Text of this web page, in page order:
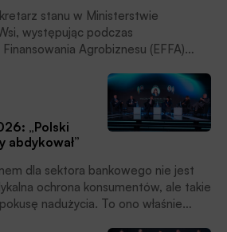
stanu w Ministerstwie
występując podczas
Agrobiznesu (EFFA)
ze strony innych krajów
jakie daje nam dostęp do
„Polski
abdykował”
dla sektora bankowego nie jest
ochrona konsumentów, ale takie
nadużycia. To ono właśnie